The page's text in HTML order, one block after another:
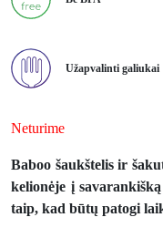
Užapvalinti galiukai
Neturime
Baboo šaukštelis ir
kelionėje į
taip, kad būtų patogi